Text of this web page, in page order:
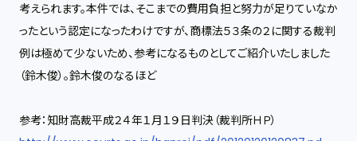
考えられます。本件では、そこまでの費用負担と努力が足りていなか
ったという認定になったわけですが、商標法５３条の２に関する裁判
例は極めて少ないため、参考になるものとしてご紹介いたしました
（鈴木俊）。鈴木俊のなるほど
参考：知財高裁平成２４年１月１９日判決（裁判所ＨＰ）